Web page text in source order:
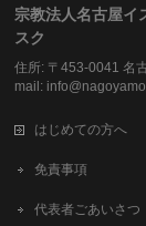
宗教法人名古屋イ
スク
住所: 〒453-0041 名
mail:
はじめての方へ
免責事項
代表者ごあいさつ